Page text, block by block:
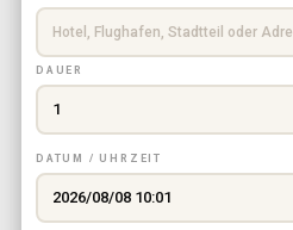
DAUER
DATUM / UHRZEIT